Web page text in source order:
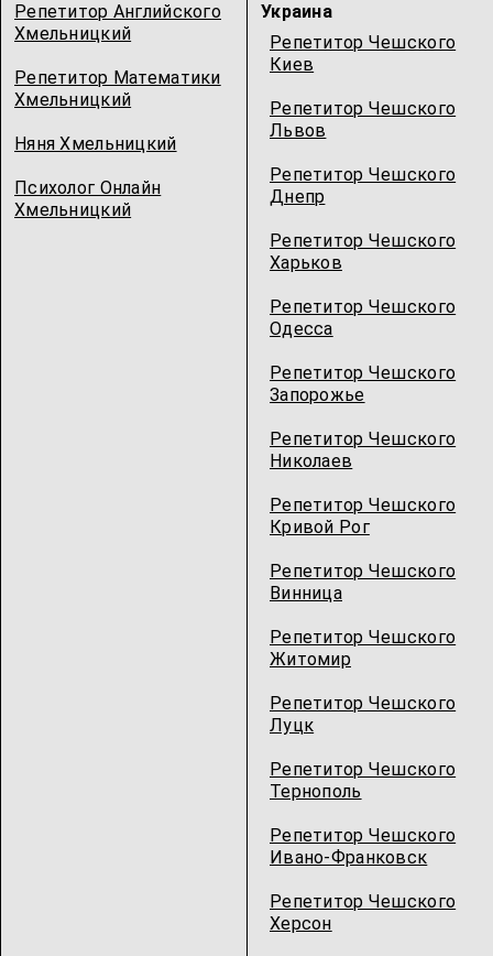
Репетитор Английского
Хмельницкий
Репетитор Математики
Хмельницкий
Няня Хмельницкий
Психолог Онлайн
Хмельницкий
Украина
Репетитор Чешского
Киев
Репетитор Чешского
Львов
Репетитор Чешского
Днепр
Репетитор Чешского
Харьков
Репетитор Чешского
Одесcа
Репетитор Чешского
Запорожье
Репетитор Чешского
Николаев
Репетитор Чешского
Кривой Рог
Репетитор Чешского
Винница
Репетитор Чешского
Житомир
Репетитор Чешского
Луцк
Репетитор Чешского
Тернополь
Репетитор Чешского
Ивано-Франковск
Репетитор Чешского
Херсон